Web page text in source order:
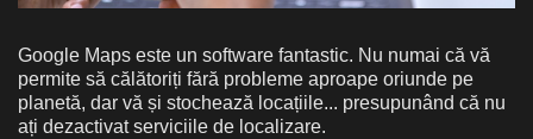
Google Maps este un software fantastic. Nu numai că vă
permite să călătoriți fără probleme aproape oriunde pe
planetă, dar vă și stochează locațiile... presupunând că nu
ați dezactivat serviciile de localizare.